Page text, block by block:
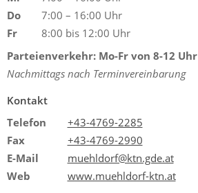
Do
7:00 – 16:00 Uhr
Fr
8:00 bis 12:00 Uhr
Parteienverkehr: Mo-Fr von 8-12 Uhr
Nachmittags nach Terminvereinbarung
Kontakt
Telefon
+43-4769-2285
Fax
+43-4769-2990
E-Mail
muehldorf@ktn.gde.at
Web
www.muehldorf-ktn.at